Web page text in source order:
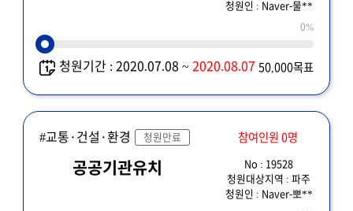
청원인 : Naver-물**
0%
청원기간 : 2020.07.08 ~2020.08.07 50,000목표
#교통·건설·환경 청원만료 참여인원 0명
공공기관유치
No : 19528
청원대상지역 : 파주
청원인 : Naver-뽀**